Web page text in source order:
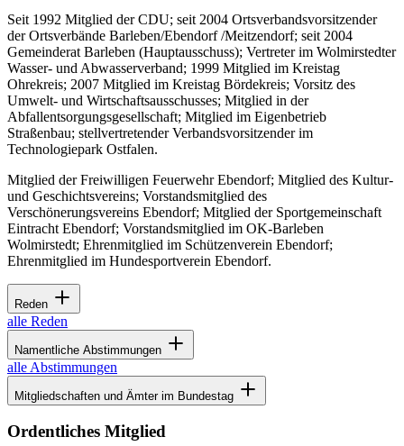
Seit 1992 Mitglied der CDU; seit 2004 Ortsverbandsvorsitzender
der Ortsverbände Barleben/Ebendorf /Meitzendorf; seit 2004
Gemeinderat Barleben (Hauptausschuss); Vertreter im Wolmirstedter
Wasser- und Abwasserverband; 1999 Mitglied im Kreistag
Ohrekreis; 2007 Mitglied im Kreistag Bördekreis; Vorsitz des
Umwelt- und Wirtschaftsausschusses; Mitglied in der
Abfallentsorgungsgesellschaft; Mitglied im Eigenbetrieb
Straßenbau; stellvertretender Verbandsvorsitzender im
Technologiepark Ostfalen.
Mitglied der Freiwilligen Feuerwehr Ebendorf; Mitglied des Kultur-
und Geschichtsvereins; Vorstandsmitglied des
Verschönerungsvereins Ebendorf; Mitglied der Sportgemeinschaft
Eintracht Ebendorf; Vorstandsmitglied im OK-Barleben
Wolmirstedt; Ehrenmitglied im Schützenverein Ebendorf;
Ehrenmitglied im Hundesportverein Ebendorf.
Reden
alle Reden
Namentliche Abstimmungen
alle Abstimmungen
Mitgliedschaften und Ämter im Bundestag
Ordentliches Mitglied